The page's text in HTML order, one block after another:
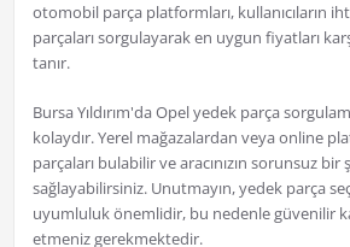
otomobil parça platformları, kullanıcıların
parçaları sorgulayarak en uygun fiyatları
tanır.
Bursa Yıldırım'da Opel yedek parça
kolaydır. Yerel mağazalardan veya online
parçaları bulabilir ve aracınızın sorunsuz bir
sağlayabilirsiniz. Unutmayın, yedek parça
uyumluluk önemlidir, bu nedenle güvenilir
etmeniz gerekmektedir.